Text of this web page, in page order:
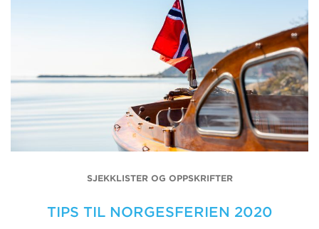
SJEKKLISTER OG OPPSKRIFTER
TIPS TIL NORGESFERIEN 2020